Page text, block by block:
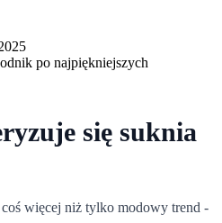
się suknia
więcej niż tylko modowy trend -